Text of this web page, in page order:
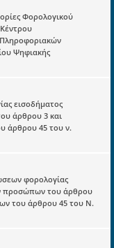
Φορολογικού
Πληροφοριακών
Ψηφιακής
εισοδήματος
άρθρου 3 και
άρθρου 45 του ν.
φορολογίας
προσώπων του άρθρου
του άρθρου 45 του Ν.